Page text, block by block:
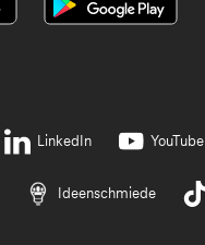
LinkedIn YouTube
Ideenschmiede